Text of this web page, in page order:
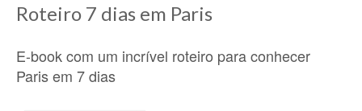
Roteiro 7 dias em Paris
E-book com um incrível roteiro para conhecer
Paris em 7 dias